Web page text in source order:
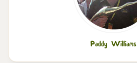
Paddy Williams